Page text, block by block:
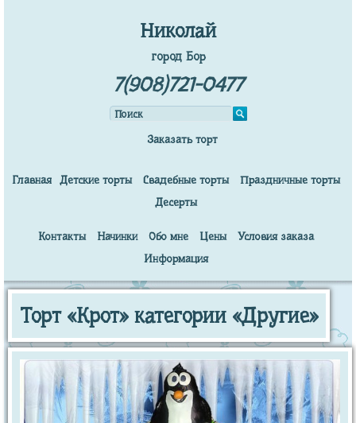
Николай
город Бор
7(908)721-0477
Заказать торт
Главная Детские торты Свадебные торты
Праздничные торты
Десерты
Контакты Начинки Обо мне Цены
Условия заказа
Информация
Торт «Крот» категории «Другие»